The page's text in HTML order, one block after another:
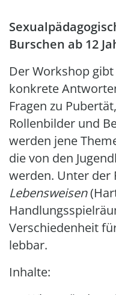
Burschen ab 12
Der Workshop
konkrete
Fragen zu
Rollenbilder und
werden jene
die von den
werden. Unter der
Lebensweisen
Verschiedenheit
lebbar.
Inhalte: